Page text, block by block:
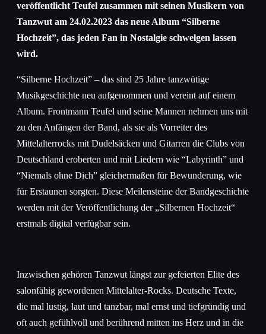
veröffentlicht Teufel zusammen mit seinen Musikern von
Tanzwut am 24.02.2023 das neue Album “Silberne
Hochzeit”, das jeden Fan in Nostalgie schwelgen lassen
wird.
“Silberne Hochzeit” – das sind 25 Jahre tanzwütige
Musikgeschichte neu aufgenommen und vereint auf einem
Album. Frontmann Teufel und seine Mannen nehmen uns mit
zu den Anfängen der Band, als sie als Vorreiter des
Mittelalterrocks mit Dudelsäcken und Gitarren die Clubs von
Deutschland eroberten und mit Liedern wie “Labyrinth” und
“Niemals ohne Dich” gleichermaßen für Bewunderung, wie
für Erstaunen sorgten. Diese Meilensteine der Bandgeschichte
werden mit der Veröffentlichung der „Silbernen Hochzeit“
erstmals digital verfügbar sein.
Inzwischen gehören Tanzwut längst zur gefeierten Elite des
salonfähig gewordenen Mittelalter-Rocks. Deutsche Texte,
die mal lustig, laut und tanzbar, mal ernst und tiefgründig und
oft auch gefühlvoll und berührend mitten ins Herz und in die